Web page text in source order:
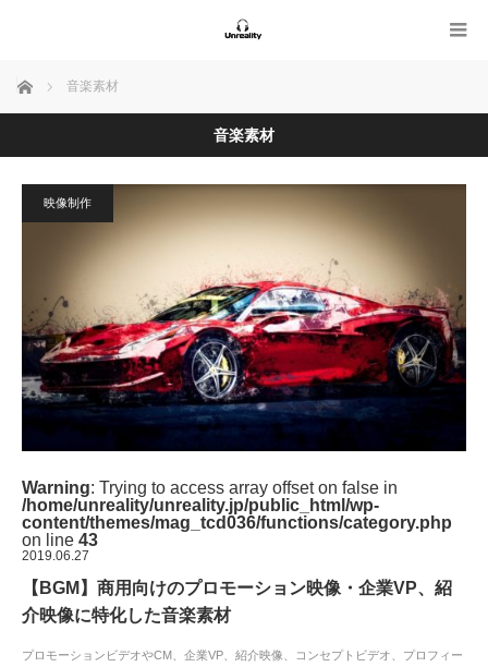
ホーム 音楽素材
音楽素材
Warning: Trying to access array offset on false in
/home/unreality/unreality.jp/public_html/wp-
content/themes/mag_tcd036/functions/category.php
on line 43
映像制作
2019.06.27
【BGM】商用向けのプロモーション映像・企業VP、紹
介映像に特化した音楽素材
プロモーションビデオやCM、企業VP、紹介映像、コンセプトビデオ、プロフィー